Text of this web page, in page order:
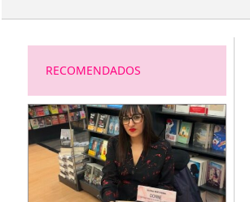
RECOMENDADOS